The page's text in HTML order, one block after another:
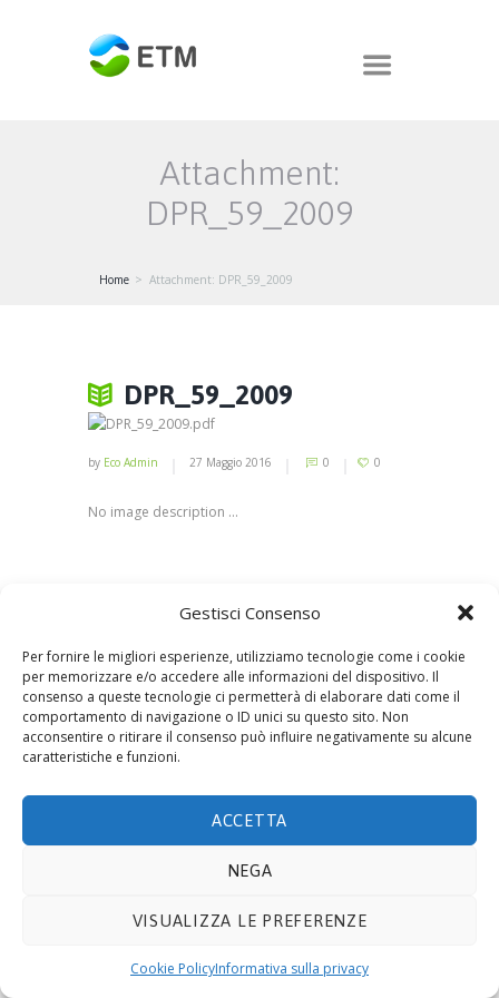
Gestisci Consenso
Per fornire le migliori esperienze, utilizziamo tecnologie come i cookie
per memorizzare e/o accedere alle informazioni del dispositivo. Il
consenso a queste tecnologie ci permetterà di elaborare dati come il
comportamento di navigazione o ID unici su questo sito. Non
acconsentire o ritirare il consenso può influire negativamente su alcune
caratteristiche e funzioni.
ACCETTA
NEGA
VISUALIZZA LE PREFERENZE
Cookie PolicyInformativa sulla privacy
Attachment:
DPR_59_2009
Home Attachment: DPR_59_2009
DPR_59_2009
by Eco Admin 27 Maggio 2016 0 0
No image description ...
© 2019 ECOTECNOLOGIE MIETTO SRL -
10, 20021 BOLLATE (MI)
- P.IVA 08441330159. E-mail
info@ecomietto.it. Tutti i diritti riservati. Privacy
Policy.Cookie.